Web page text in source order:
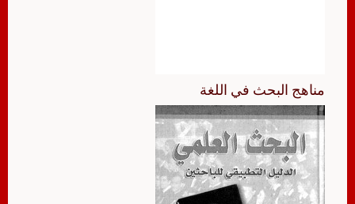
مناهج البحث في اللغة